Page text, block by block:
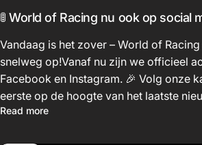
🚦 World of Racing nu ook op social
Vandaag is het zover – World of
snelweg op!Vanaf nu zijn we officieel
Facebook en Instagram. 🎉 Volg onze
eerste op de hoogte van het laatste
Read more